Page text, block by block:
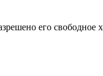
его свободное